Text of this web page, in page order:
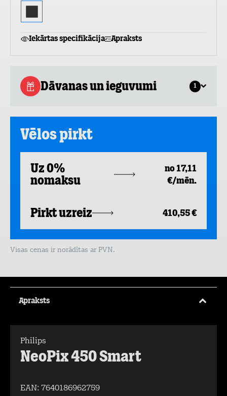
Iekārtas specifikācija Apraksts
Dāvanas un ieguvumi 1
Vēlos pirkt
Uz 0%
nomaksu
no 17,11
€/mēn.
Pirkt uzreiz 410,55 €
Visas cenas ir norādītas ar PVN.
Apraksts
Philips
NeoPix 450 Smart
EAN: 7640186962759